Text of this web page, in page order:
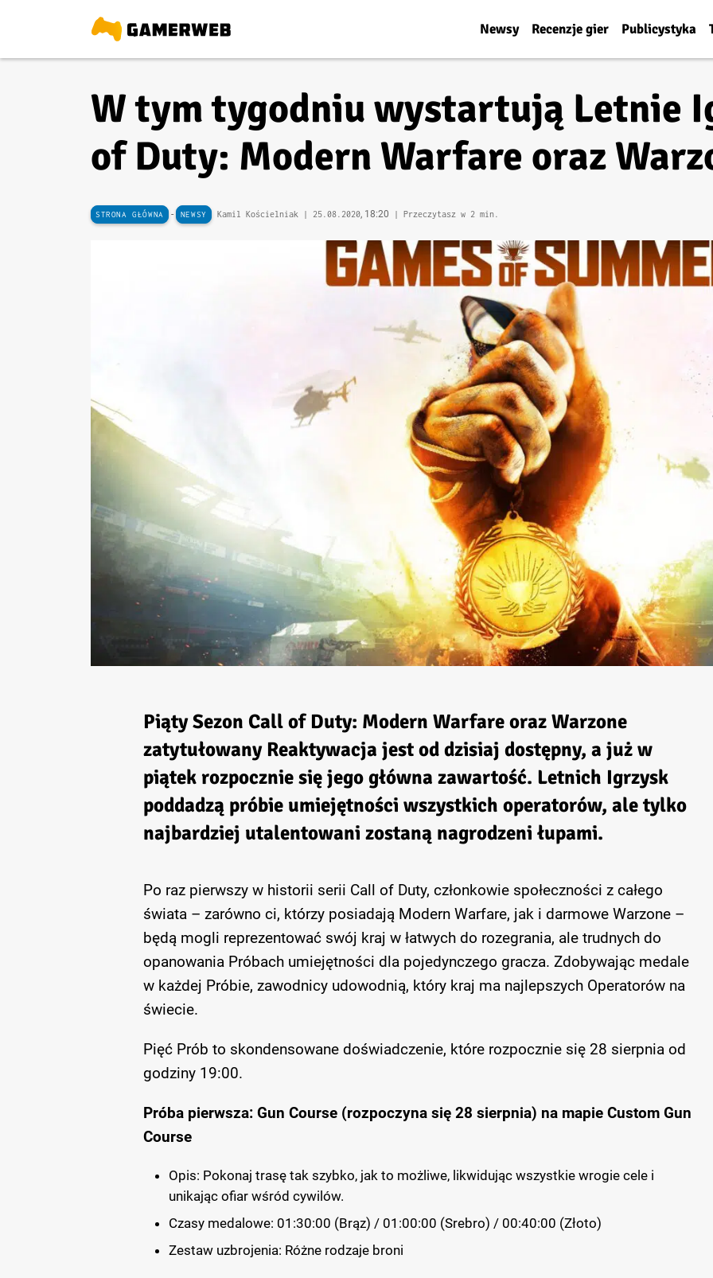
Newsy Recenzje gier Publicystyka
W tym tygodniu wystartują Letnie
of Duty: Modern Warfare oraz
STRONA GŁÓWNA - NEWSY Kamil Kościelniak | 25.08.2020, 18:20 | Przeczytasz w 2 min.
Piąty Sezon Call of Duty: Modern WarfareorazWarzone
zatytułowanyReaktywacja jest od dzisiaj dostępny, a już w
piątek rozpocznie się jego główna zawartość. Letnich Igrzysk
poddadzą próbie umiejętności wszystkich operatorów, ale tylko
najbardziej utalentowani zostaną nagrodzeni łupami.
Po raz pierwszy w historii serii Call of Duty, członkowie społeczności z całego
świata – zarówno ci, którzy posiadają Modern Warfare, jak i darmowe Warzone –
będą mogli reprezentować swój kraj w łatwych do rozegrania, ale trudnych do
opanowania Próbach umiejętności dla pojedynczego gracza. Zdobywając medale
w każdej Próbie, zawodnicy udowodnią, który kraj ma najlepszych Operatorów na
świecie.
Pięć Prób to skondensowane doświadczenie, które rozpocznie się 28 sierpnia od
godziny 19:00.
Próba pierwsza: Gun Course (rozpoczyna się 28 sierpnia) na mapie Custom Gun
Course
Opis: Pokonaj trasę tak szybko, jak to możliwe, likwidując wszystkie wrogie cele i
unikając ofiar wśród cywilów.
Czasy medalowe: 01:30:00 (Brąz) / 01:00:00 (Srebro) / 00:40:00 (Złoto)
Zestaw uzbrojenia: Różne rodzaje broni